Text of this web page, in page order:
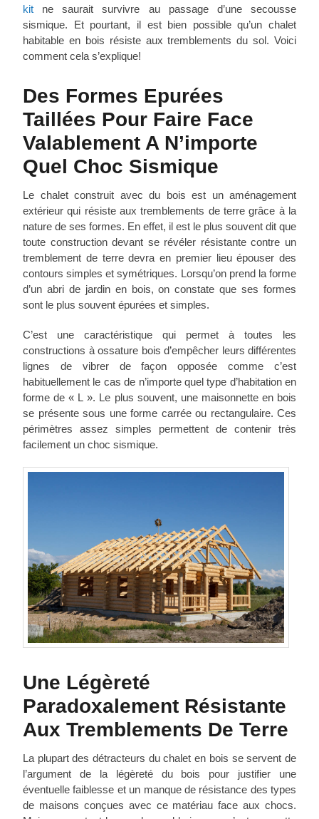
kit ne saurait survivre au passage d’une secousse
sismique. Et pourtant, il est bien possible qu’un chalet
habitable en bois résiste aux tremblements du sol. Voici
comment cela s’explique!
Des Formes Epurées
Taillées Pour Faire Face
Valablement A N’importe
Quel Choc Sismique
Le chalet construit avec du bois est un aménagement
extérieur qui résiste aux tremblements de terre grâce à la
nature de ses formes. En effet, il est le plus souvent dit que
toute construction devant se révéler résistante contre un
tremblement de terre devra en premier lieu épouser des
contours simples et symétriques. Lorsqu’on prend la forme
d’un abri de jardin en bois, on constate que ses formes
sont le plus souvent épurées et simples.
C’est une caractéristique qui permet à toutes les
constructions à ossature bois d’empêcher leurs différentes
lignes de vibrer de façon opposée comme c’est
habituellement le cas de n’importe quel type d’habitation en
forme de « L ». Le plus souvent, une maisonnette en bois
se présente sous une forme carrée ou rectangulaire. Ces
périmètres assez simples permettent de contenir très
facilement un choc sismique.
Une Légèreté
Paradoxalement Résistante
Aux Tremblements De Terre
La plupart des détracteurs du chalet en bois se servent de
l’argument de la légèreté du bois pour justifier une
éventuelle faiblesse et un manque de résistance des types
de maisons conçues avec ce matériau face aux chocs.